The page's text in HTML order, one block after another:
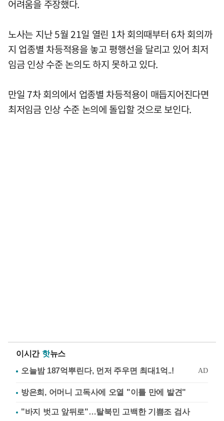
어려움을 주장했다.
노사는 지난 5월 21일 열린 1차 회의때부터 6차 회의까
지 업종별 차등적용을 놓고 평행선을 달리고 있어 최저
임금 인상 수준 논의도 하지 못하고 있다.
만일 7차 회의에서 업종별 차등적용이 매듭지어진다면
최저임금 인상 수준 논의에 돌입할 것으로 보인다.
이시간 핫뉴스
방은희, 어머니 고독사에 오열 "이틀 만에 발견"
"바지 벗고 앞뒤로"…탈북민 고백한 기쁨조 검사